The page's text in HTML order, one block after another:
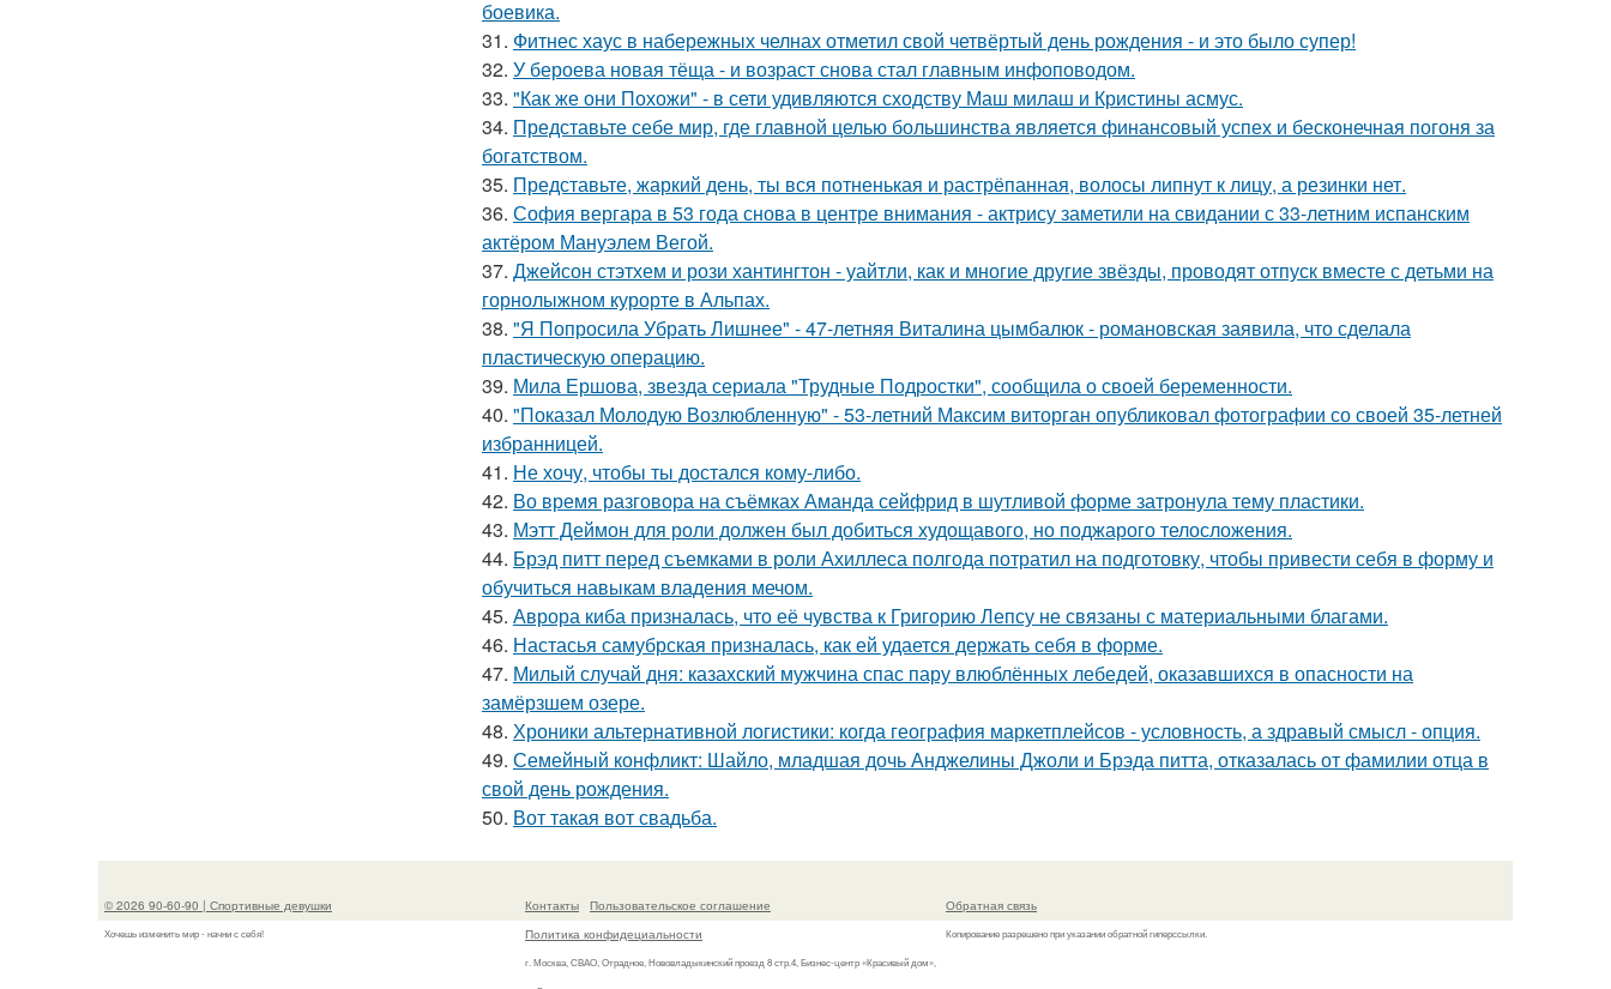
боевика.
31. Фитнес хаус в набережных челнах отметил свой четвёртый день рождения - и это было супер!
32. У бероева новая тёща - и возраст снова стал главным инфоповодом.
33. "Как же они Похожи" - в сети удивляются сходству Маш милаш и Кристины асмус.
34. Представьте себе мир, где главной целью большинства является финансовый успех и бесконечная погоня за
богатством.
35. Представьте, жаркий день, ты вся потненькая и растрёпанная, волосы липнут к лицу, а резинки нет.
36. София вергара в 53 года снова в центре внимания - актрису заметили на свидании с 33-летним испанским
актёром Мануэлем Вегой.
37. Джейсон стэтхем и рози хантингтон - уайтли, как и многие другие звёзды, проводят отпуск вместе с детьми на
горнолыжном курорте в Альпах.
38. "Я Попросила Убрать Лишнее" - 47-летняя Виталина цымбалюк - романовская заявила, что сделала
пластическую операцию.
39. Мила Ершова, звезда сериала "Трудные Подростки", сообщила о своей беременности.
40. "Показал Молодую Возлюбленную" - 53-летний Максим виторган опубликовал фотографии со своей 35-летней
избранницей.
41. Не хочу, чтобы ты достался кому-либо.
42. Во время разговора на съёмках Аманда сейфрид в шутливой форме затронула тему пластики.
43. Мэтт Деймон для роли должен был добиться худощавого, но поджарого телосложения.
44. Брэд питт перед съемками в роли Ахиллеса полгода потратил на подготовку, чтобы привести себя в форму и
обучиться навыкам владения мечом.
45. Аврора киба призналась, что её чувства к Григорию Лепсу не связаны с материальными благами.
46. Настасья самубрская призналась, как ей удается держать себя в форме.
47. Милый случай дня: казахский мужчина спас пару влюблённых лебедей, оказавшихся в опасности на
замёрзшем озере.
48. Хроники альтернативной логистики: когда география маркетплейсов - условность, а здравый смысл - опция.
49. Семейный конфликт: Шайло, младшая дочь Анджелины Джоли и Брэда питта, отказалась от фамилии отца в
свой день рождения.
50. Вот такая вот свадьба.
© 2026 90-60-90 | Спортивные девушки
Хочешь изменить мир - начни с себя!
Контакты
Пользовательское соглашение
Политика конфидециальности
г. Москва, СВАО, Отрадное, Нововладыкинский проезд 8 стр.4, Бизнес-центр «Красивый дом»,
Обратная связь
Копирование разрешено при указании обратной гиперссылки.